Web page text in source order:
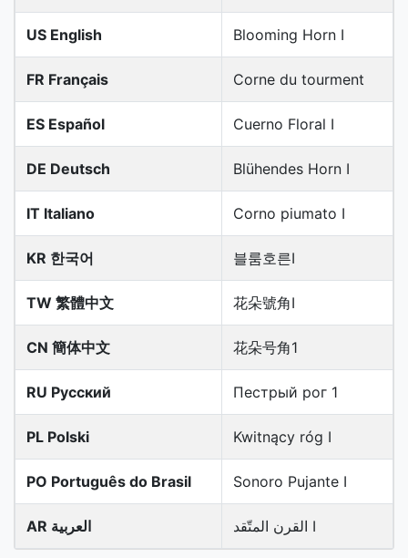
US English Blooming Horn I
FR Français Corne du tourment
ES Español Cuerno Floral I
DE Deutsch Blühendes Horn I
IT Italiano Corno piumato I
KR 한국어 블룸호른Ⅰ
TW 繁體中文 花朵號角Ⅰ
CN 簡体中文 花朵号角1
RU Русский Пестрый рог 1
PL Polski Kwitnący róg I
PO Português do Brasil Sonoro Pujante I
AR العربية القرن المتّقد I